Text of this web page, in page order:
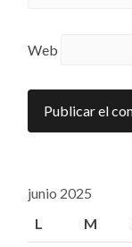
Web
junio 2025
L
M